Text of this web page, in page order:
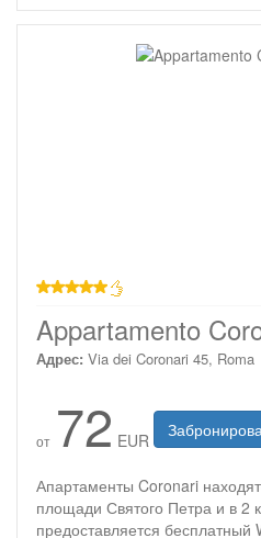
Appartamento
Адрес: Via dei Coronari 45, Roma
от 72 EUR
Апартаменты Coronari
площади Святого Петра и в 2
предоставляется